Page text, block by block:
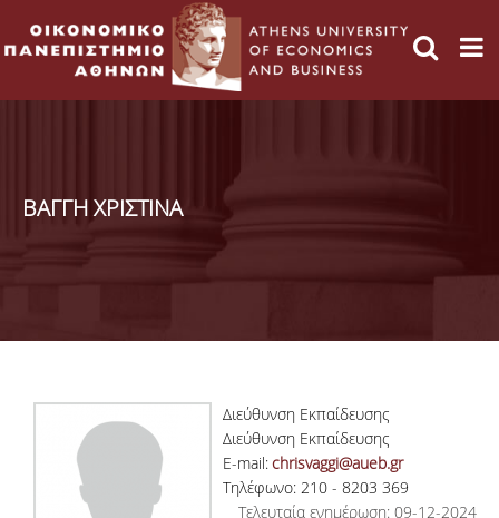
ΒΑΓΓΗ ΧΡΙΣΤΙΝΑ
Διεύθυνση Εκπαίδευσης
Διεύθυνση Εκπαίδευσης
E-mail:chrisvaggi@aueb.gr
Τηλέφωνο: 210 - 8203 369
Τελευταία ενημέρωση: 09-12-2024